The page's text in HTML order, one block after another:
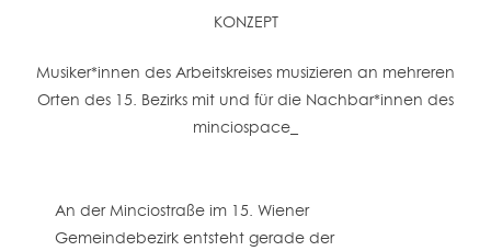
KONZEPT
Musiker*innen des Arbeitskreises musizieren an mehreren
Orten des 15. Bezirks mit und für die Nachbar*innen des
minciospace_
An der Minciostraße im 15. Wiener
Gemeindebezirk entsteht gerade der